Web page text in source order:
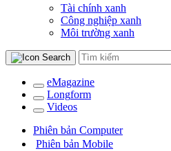
Tài chính xanh
Công nghiệp xanh
Môi trường xanh
eMagazine
Longform
Videos
Phiên bản Computer
Phiên bản Mobile